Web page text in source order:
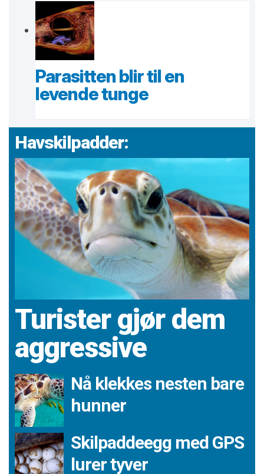
Parasitten blir til en
levende tunge
Havskilpadder:
Turister gjør dem
aggressive
Nå klekkes nesten bare
hunner
Skilpaddeegg med GPS
lurer tyver